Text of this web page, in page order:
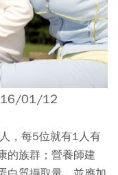
01/12
，每5位就有1人有
的族群；營養師建